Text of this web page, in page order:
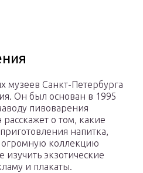
музеев Санкт-Петербурга
Он был основан в 1995
пивоварения
о том, какие
напитка,
огромную коллекцию
изучить экзотические
и плакаты.